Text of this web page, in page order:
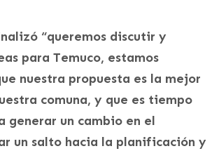
“queremos discutir y
para Temuco, estamos
nuestra propuesta es la mejor
comuna, y que es tiempo
generar un cambio en el
un salto hacia la planificación y